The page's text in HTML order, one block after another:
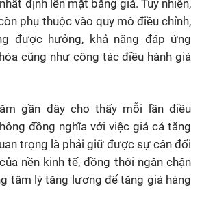
định lên mặt bằng giá. Tuy nhiên,
phụ thuộc vào quy mô điều chỉnh,
được hưởng, khả năng đáp ứng
cũng như công tác điều hành giá
gần đây cho thấy mỗi lần điều
đồng nghĩa với việc giá cả tăng
trọng là phải giữ được sự cân đối
nền kinh tế, đồng thời ngăn chặn
tâm lý tăng lương để tăng giá hàng